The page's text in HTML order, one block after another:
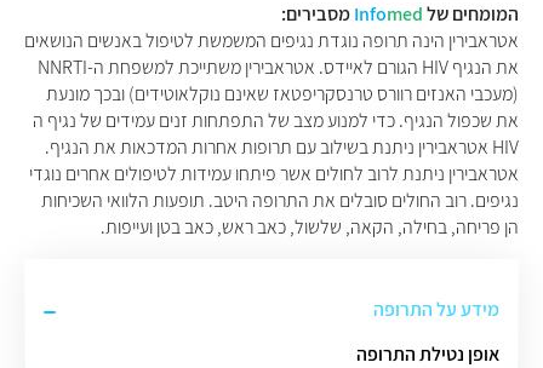
המומחים של Infomed
מסבירים:
אטראבירין הינה תרופה נוגדת נגיפים המשמשת לטיפול באנשים הנושאים
את הנגיף HIV הגורם לאיידס. אטראבירין משתייכת למשפחת ה-NNRTI
(מעכבי האנזים רוורס טרנסקריפטאז שאינם נוקלאוטידים) ובכך מונעת
את שכפול הנגיף. כדי למנוע מצב של התפתחות זנים עמידים של נגיף ה
HIV אטראבירין ניתנת בשילוב עם תרופות אחרות המדכאות את הנגיף.
אטראבירין ניתנת לרוב לחולים אשר פיתחו עמידות לטיפולים אחרים נוגדי
נגיפים. רוב החולים סובלים את התרופה היטב. תופעות הלוואי השכיחות
הן פריחה, בחילה, הקאה, שלשול, כאב ראש, כאב בטן ועייפות.
מידע על התרופה
אופן נטילת התרופה